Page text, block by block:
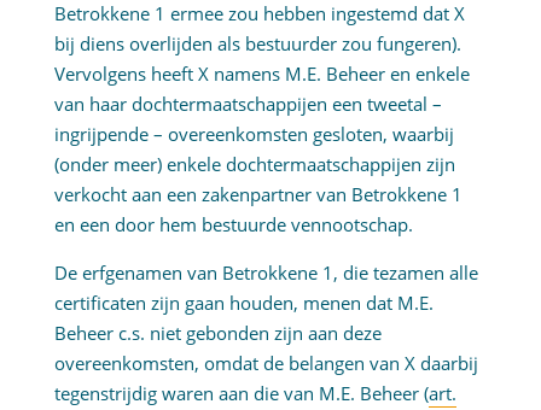
Betrokkene 1 ermee zou hebben ingestemd dat X
bij diens overlijden als bestuurder zou fungeren).
Vervolgens heeft X namens M.E. Beheer en enkele
van haar dochtermaatschappijen een tweetal –
ingrijpende – overeenkomsten gesloten, waarbij
(onder meer) enkele dochtermaatschappijen zijn
verkocht aan een zakenpartner van Betrokkene 1
en een door hem bestuurde vennootschap.
De erfgenamen van Betrokkene 1, die tezamen alle
certificaten zijn gaan houden, menen dat M.E.
Beheer c.s. niet gebonden zijn aan deze
overeenkomsten, omdat de belangen van X daarbij
tegenstrijdig waren aan die van M.E. Beheer (art.